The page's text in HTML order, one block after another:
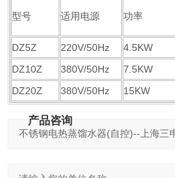
型号 适用电源 功率
DZ5Z
220V/50Hz 4.5KW
DZ10Z
380V/50Hz 7.5KW
DZ20Z
380V/50Hz 15KW
产品咨询